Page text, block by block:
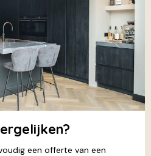
een offerte van een